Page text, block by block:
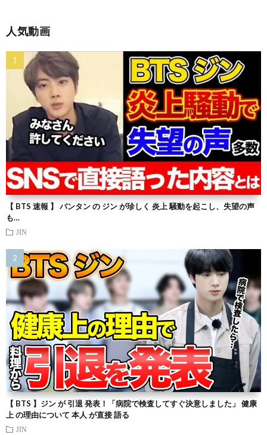
人気動画
【 BTS 速報 】 バンタン の ジン が珍しく 炎上 騒動を起こし、失望の声
も…
JIN
【 BTS 】ジン が 引退 発表！「病院で検査してすぐ決意しました」 健康
上 の理由について 本人 が直接 語る
JIN